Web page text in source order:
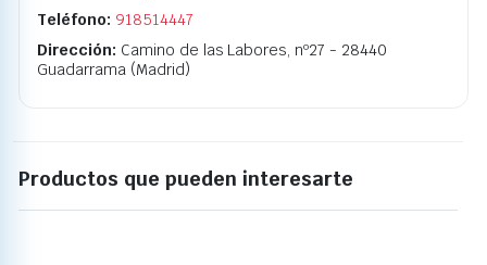
Teléfono: 918514447
Dirección: Camino de las Labores, nº27 - 28440
Guadarrama (Madrid)
Productos que pueden interesarte